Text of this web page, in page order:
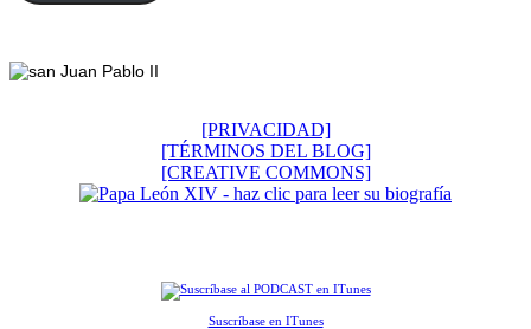
[PRIVACIDAD]
[TÉRMINOS DEL BLOG]
[CREATIVE COMMONS]
Suscríbase en ITunes